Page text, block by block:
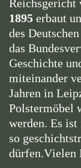
Reichsgericht
1895 erbaut
des
das
Geschichte
miteinander
Jahren in
Polstermöbel
werden. Es
so
dürfen.Vielen